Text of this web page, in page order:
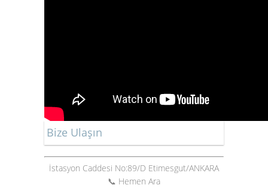
Bize Ulaşın
İstasyon Caddesi No:89/D Etimesgut/ANKARA
📞 Hemen Ara